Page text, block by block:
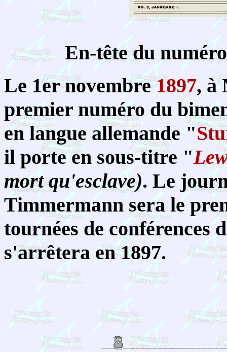
En-tête du
Le 1er novembre1897, à
premier numéro du
en langue allemande "
il porte en sous-titre "
mort qu'esclave). Le
Timmermann sera le
tournées de conférences
s'arrêtera en 1897.